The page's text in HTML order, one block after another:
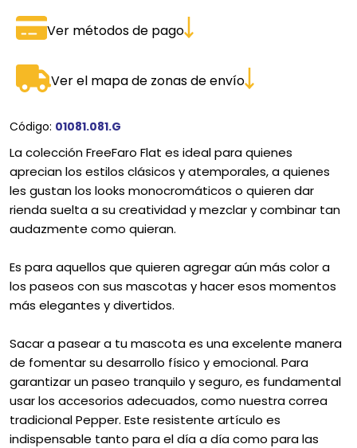
Ver métodos de pago
Ver el mapa de zonas de envío
Código: 01081.081.G
La colección FreeFaro Flat es ideal para quienes
aprecian los estilos clásicos y atemporales, a quienes
les gustan los looks monocromáticos o quieren dar
rienda suelta a su creatividad y mezclar y combinar tan
audazmente como quieran.
Es para aquellos que quieren agregar aún más color a
los paseos con sus mascotas y hacer esos momentos
más elegantes y divertidos.
Sacar a pasear a tu mascota es una excelente manera
de fomentar su desarrollo físico y emocional. Para
garantizar un paseo tranquilo y seguro, es fundamental
usar los accesorios adecuados, como nuestra correa
tradicional Pepper. Este resistente artículo es
indispensable tanto para el día a día como para las